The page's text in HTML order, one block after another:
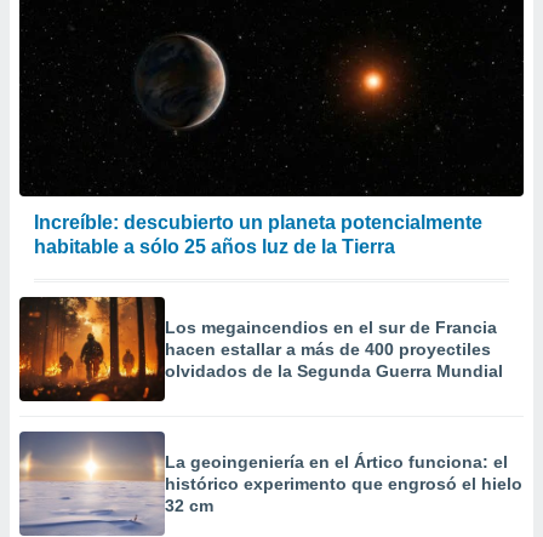
Increíble: descubierto un planeta potencialmente
habitable a sólo 25 años luz de la Tierra
Los megaincendios en el sur de Francia
hacen estallar a más de 400 proyectiles
olvidados de la Segunda Guerra Mundial
La geoingeniería en el Ártico funciona: el
histórico experimento que engrosó el hielo
32 cm